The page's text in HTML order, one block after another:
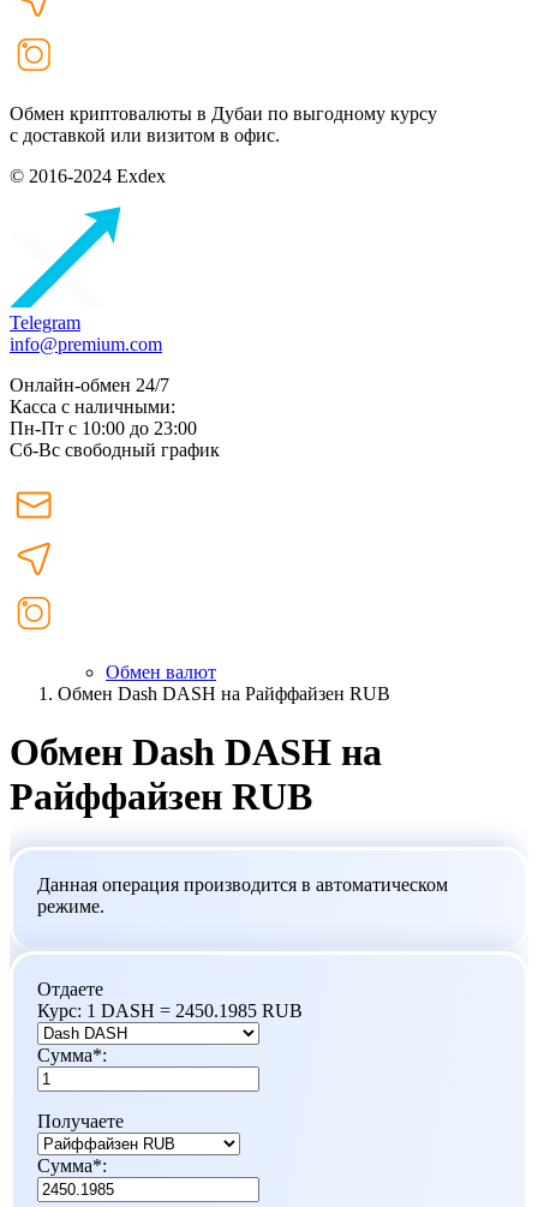
Обмен криптовалюты в Дубаи по выгодному курсу
с доставкой или визитом в офис.
© 2016-2024 Exdex
Telegram
info@premium.com
Онлайн-обмен 24/7
Касса с наличными:
Пн-Пт с 10:00 до 23:00
Сб-Вс свободный график
Обмен валют
Обмен Dash DASH на Райффайзен RUB
Обмен Dash DASH на
Райффайзен RUB
Данная операция производится в автоматическом
режиме.
Отдаете
Курс: 1 DASH = 2450.1985 RUB
Сумма*:
Получаете
Сумма*: